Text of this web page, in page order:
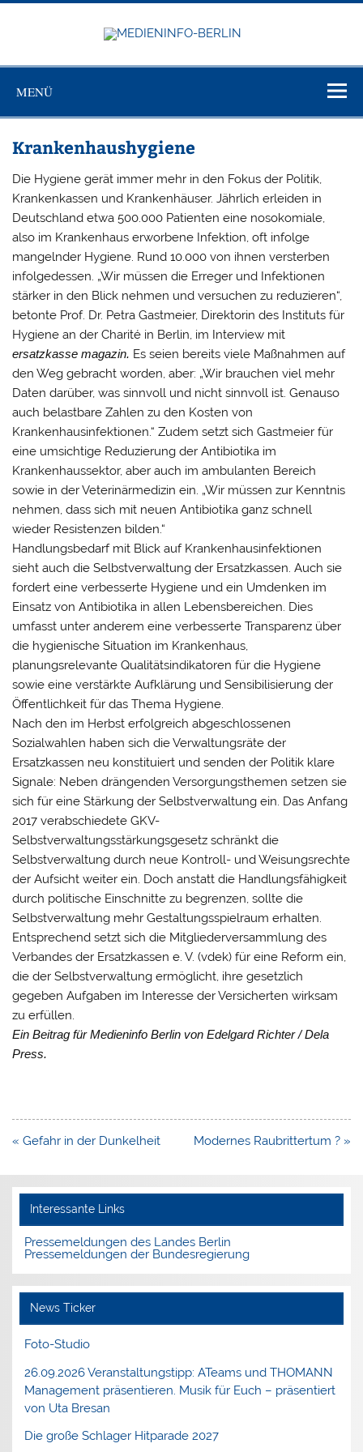
Zum
MENÜ
Krankenhaushygiene
Die Hygiene gerät immer mehr in den Fokus der Politik,
Krankenkassen und Krankenhäuser. Jährlich erleiden in
Deutschland etwa 500.000 Patienten eine nosokomiale,
also im Krankenhaus erworbene Infektion, oft infolge
mangelnder Hygiene. Rund 10.000 von ihnen versterben
infolgedessen. „Wir müssen die Erreger und Infektionen
stärker in den Blick nehmen und versuchen zu reduzieren“,
betonte Prof. Dr. Petra Gastmeier, Direktorin des Instituts für
Hygiene an der Charité in Berlin, im Interview mit
ersatzkasse magazin. Es seien bereits viele Maßnahmen auf
den Weg gebracht worden, aber: „Wir brauchen viel mehr
Daten darüber, was sinnvoll und nicht sinnvoll ist. Genauso
auch belastbare Zahlen zu den Kosten von
Krankenhausinfektionen.“ Zudem setzt sich Gastmeier für
eine umsichtige Reduzierung der Antibiotika im
Krankenhaussektor, aber auch im ambulanten Bereich
sowie in der Veterinärmedizin ein. „Wir müssen zur Kenntnis
nehmen, dass sich mit neuen Antibiotika ganz schnell
wieder Resistenzen bilden.“
Handlungsbedarf mit Blick auf Krankenhausinfektionen
sieht auch die Selbstverwaltung der Ersatzkassen. Auch sie
fordert eine verbesserte Hygiene und ein Umdenken im
Einsatz von Antibiotika in allen Lebensbereichen. Dies
umfasst unter anderem eine verbesserte Transparenz über
die hygienische Situation im Krankenhaus,
planungsrelevante Qualitätsindikatoren für die Hygiene
sowie eine verstärkte Aufklärung und Sensibilisierung der
Öffentlichkeit für das Thema Hygiene.
Nach den im Herbst erfolgreich abgeschlossenen
Sozialwahlen haben sich die Verwaltungsräte der
Ersatzkassen neu konstituiert und senden der Politik klare
Signale: Neben drängenden Versorgungsthemen setzen sie
sich für eine Stärkung der Selbstverwaltung ein. Das Anfang
2017 verabschiedete GKV-
Selbstverwaltungsstärkungsgesetz schränkt die
Selbstverwaltung durch neue Kontroll- und Weisungsrechte
der Aufsicht weiter ein. Doch anstatt die Handlungsfähigkeit
durch politische Einschnitte zu begrenzen, sollte die
Selbstverwaltung mehr Gestaltungsspielraum erhalten.
Entsprechend setzt sich die Mitgliederversammlung des
Verbandes der Ersatzkassen e. V. (vdek) für eine Reform ein,
die der Selbstverwaltung ermöglicht, ihre gesetzlich
gegeben Aufgaben im Interesse der Versicherten wirksam
zu erfüllen.
Ein Beitrag für Medieninfo Berlin von Edelgard Richter / Dela
Press.
Beitragsnavigation
« Gefahr in der Dunkelheit Modernes Raubrittertum ? »
Interessante Links
Pressemeldungen des Landes Berlin
Pressemeldungen der Bundesregierung
News Ticker
Foto-Studio
26.09.2026 Veranstaltungstipp: ATeams und THOMANN
Management präsentieren. Musik für Euch – präsentiert
von Uta Bresan
Die große Schlager Hitparade 2027